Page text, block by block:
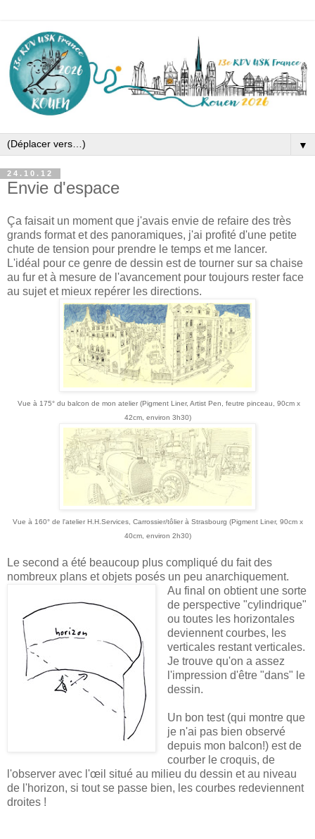
▼
24.10.12
Envie d'espace
Ça faisait un moment que j'avais envie de refaire des très
grands format et des panoramiques, j'ai profité d'une petite
chute de tension pour prendre le temps et me lancer.
L'idéal pour ce genre de dessin est de tourner sur sa chaise
au fur et à mesure de l'avancement pour toujours rester face
au sujet et mieux repérer les directions.
Vue à 175° du balcon de mon atelier (Pigment Liner, Artist Pen, feutre pinceau, 90cm x
42cm, environ 3h30)
Vue à 160° de l'atelier H.H.Services, Carrossier/tôlier à Strasbourg (Pigment Liner, 90cm x
40cm, environ 2h30)
Le second a été beaucoup plus compliqué du fait des
nombreux plans et objets posés un peu anarchiquement.
Au final on obtient une sorte
de perspective "cylindrique"
ou toutes les horizontales
deviennent courbes, les
verticales restant verticales.
Je trouve qu'on a assez
l'impression d'être "dans" le
dessin.
Un bon test (qui montre que
je n'ai pas bien observé
depuis mon balcon!) est de
courber le croquis, de
l'observer avec l'œil situé au milieu du dessin et au niveau
de l'horizon, si tout se passe bien, les courbes redeviennent
droites !